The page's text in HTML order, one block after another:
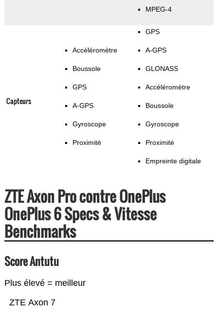
MPEG-4
Capteurs
Accéléromètre
Boussole
GPS
A-GPS
Gyroscope
Proximité
GPS
A-GPS
GLONASS
Accéléromètre
Boussole
Gyroscope
Proximité
Empreinte digitale
ZTE Axon Pro contre OnePlus
OnePlus 6 Specs & Vitesse
Benchmarks
Score Antutu
Plus élevé = meilleur
ZTE Axon 7